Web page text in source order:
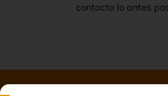
contacto lo antes